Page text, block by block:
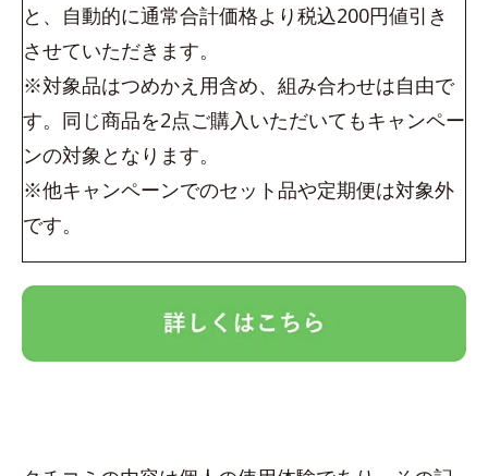
と、自動的に通常合計価格より税込200円値引き
させていただきます。
※対象品はつめかえ用含め、組み合わせは自由で
す。同じ商品を2点ご購入いただいてもキャンペー
ンの対象となります。
※他キャンペーンでのセット品や定期便は対象外
です。